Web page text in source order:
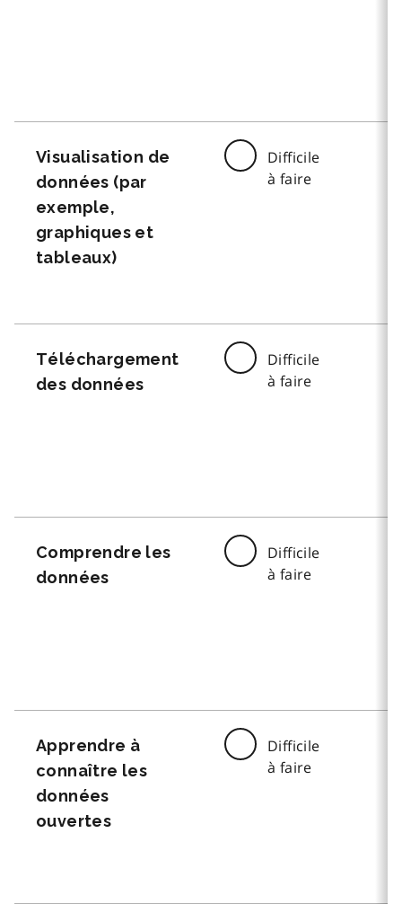
Visualisation de
données (par
exemple,
graphiques et
tableaux)
Difficile
à faire
Téléchargement
des données
Difficile
à faire
Comprendre les
données
Difficile
à faire
Apprendre à
connaître les
données
ouvertes
Difficile
à faire